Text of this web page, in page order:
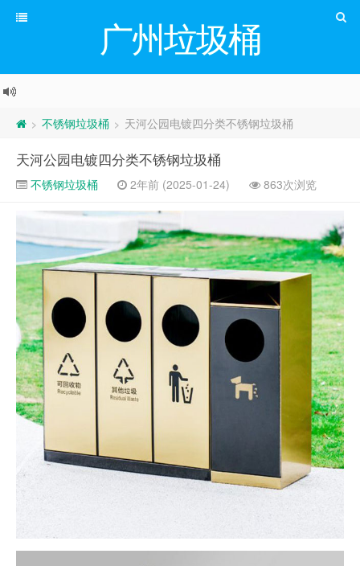
广州垃圾桶
> 不锈钢垃圾桶 > 天河公园电镀四分类不锈钢垃圾桶
天河公园电镀四分类不锈钢垃圾桶
不锈钢垃圾桶 2年前 (2025-01-24) 863次浏览